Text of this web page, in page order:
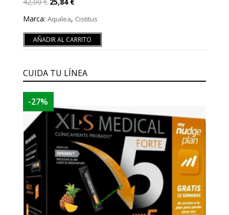
precio
original
era:
precio
es:
Marca: Aquilea, Cistitus
AÑADIR AL CARRITO
CUIDA TU LÍNEA
-27%